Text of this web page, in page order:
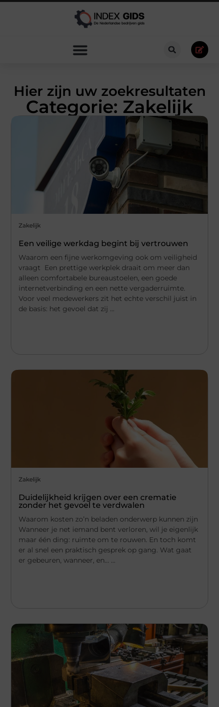
Hier zijn uw zoekresultaten
Categorie: Zakelijk
Zakelijk
Een veilige werkdag begint bij vertrouwen
Waarom een fijne werkomgeving ook om veiligheid
vraagt Een prettige werkplek draait om meer dan
alleen comfortabele bureaustoelen, een goede
internetverbinding en een nette vergaderruimte.
Voor veel medewerkers zit het echte verschil juist in
de basis: het gevoel dat zij ...
Zakelijk
Duidelijkheid krijgen over een crematie
zonder het gevoel te verdwalen
Waarom kosten zo’n beladen onderwerp kunnen zijn
Wanneer je net iemand bent verloren, wil je eigenlijk
maar één ding: ruimte om te rouwen. En toch komt
er al snel een praktisch gesprek op gang. Wat gaat
er gebeuren, wanneer, en… ...